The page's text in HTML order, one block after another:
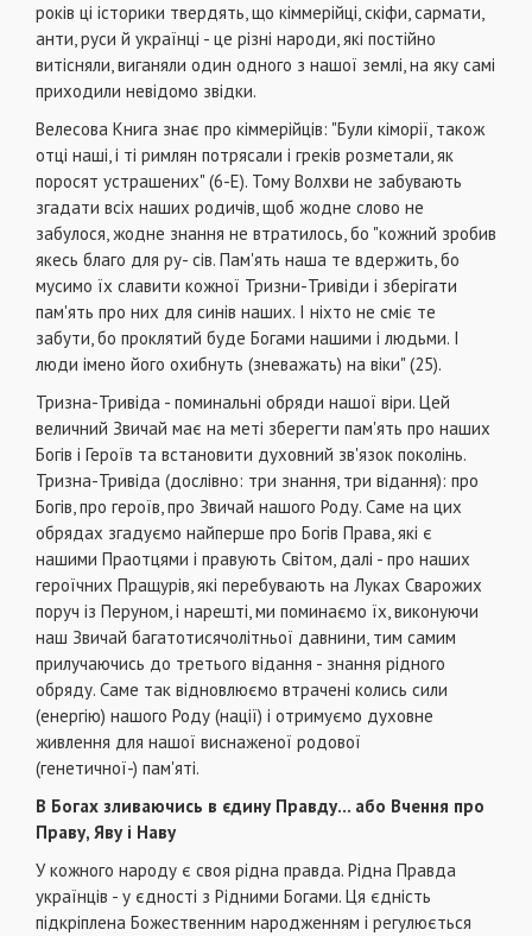
років ці історики твердять, що кіммерійці, скіфи, сармати,
анти, руси й українці - це різні народи, які постійно
витісняли, виганяли один одного з нашої землі, на яку самі
приходили невідомо звідки.
Велесова Книга знає про кіммерійців: "Були кіморії, також
отці наші, і ті римлян потрясали і гре­ків розметали, як
поросят устрашених" (6-Е). Тому Волхви не забувають
згадати всіх наших родичів, щоб жодне слово не
забулося, жодне знання не втратилось, бо "кожний зробив
якесь благо для ру- сів. Пам'ять наша те вдержить, бо
мусимо їх сла­вити кожної Тризни-Тривіди і зберігати
пам'ять про них для синів наших. І ніхто не сміє те
забути, бо проклятий буде Богами нашими і людьми. І
люди імено його охибнуть (зневажать) на віки" (25).
Тризна-Тривіда - поминальні обряди нашої віри. Цей
величний Звичай має на меті зберегти пам'ять про наших
Богів і Героїв та встановити духовний зв'язок поколінь.
Тризна-Тривіда (дослів­но: три знання, три відання): про
Богів, про героїв, про Звичай нашого Роду. Саме на цих
обрядах згадуємо найперше про Богів Права, які є
нашими Праотцями і правують Світом, далі - про наших
героїчних Пращурів, які перебувають на Лу­ках Сварожих
поруч із Перуном, і нарешті, ми по­минаємо їх, виконуючи
наш Звичай багатотисячолітньої давнини, тим самим
прилучаючись до тре­тього відання - знання рідного
обряду. Саме так відновлюємо втрачені колись сили
(енергію) на­шого Роду (нації) і отримуємо духовне
живлення для нашої виснаженої родової
(генетичної-) пам'яті.
В Богах зливаючись в єдину Правду... або Вчення про
Праву, Яву і Наву
У кожного народу є своя рідна правда. Рідна Правда
українців - у єдності з Рідними Богами. Ця єдність
підкріплена Божественним народженням і регулюється